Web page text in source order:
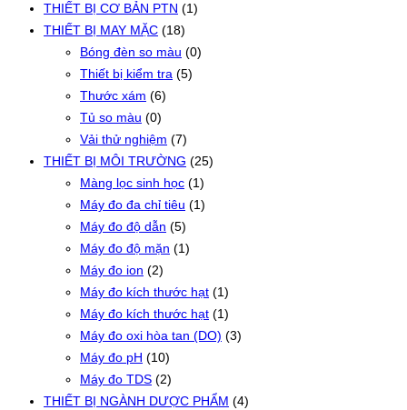
THIẾT BỊ CƠ BẢN PTN (1)
THIẾT BỊ MAY MẶC (18)
Bóng đèn so màu (0)
Thiết bị kiểm tra (5)
Thước xám (6)
Tủ so màu (0)
Vải thử nghiệm (7)
THIẾT BỊ MÔI TRƯỜNG (25)
Màng lọc sinh học (1)
Máy đo đa chỉ tiêu (1)
Máy đo độ dẫn (5)
Máy đo độ mặn (1)
Máy đo ion (2)
Máy đo kích thước hạt (1)
Máy đo kích thước hạt (1)
Máy đo oxi hòa tan (DO) (3)
Máy đo pH (10)
Máy đo TDS (2)
THIẾT BỊ NGÀNH DƯỢC PHẨM (4)